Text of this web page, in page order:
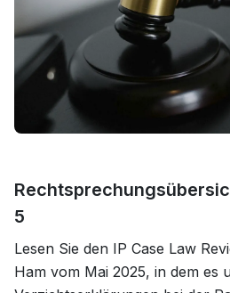
5
Lesen Sie den IP Case Law
Ham vom Mai 2025, in dem es